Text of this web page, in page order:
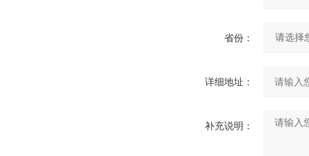
省份：
详细地址：
补充说明：